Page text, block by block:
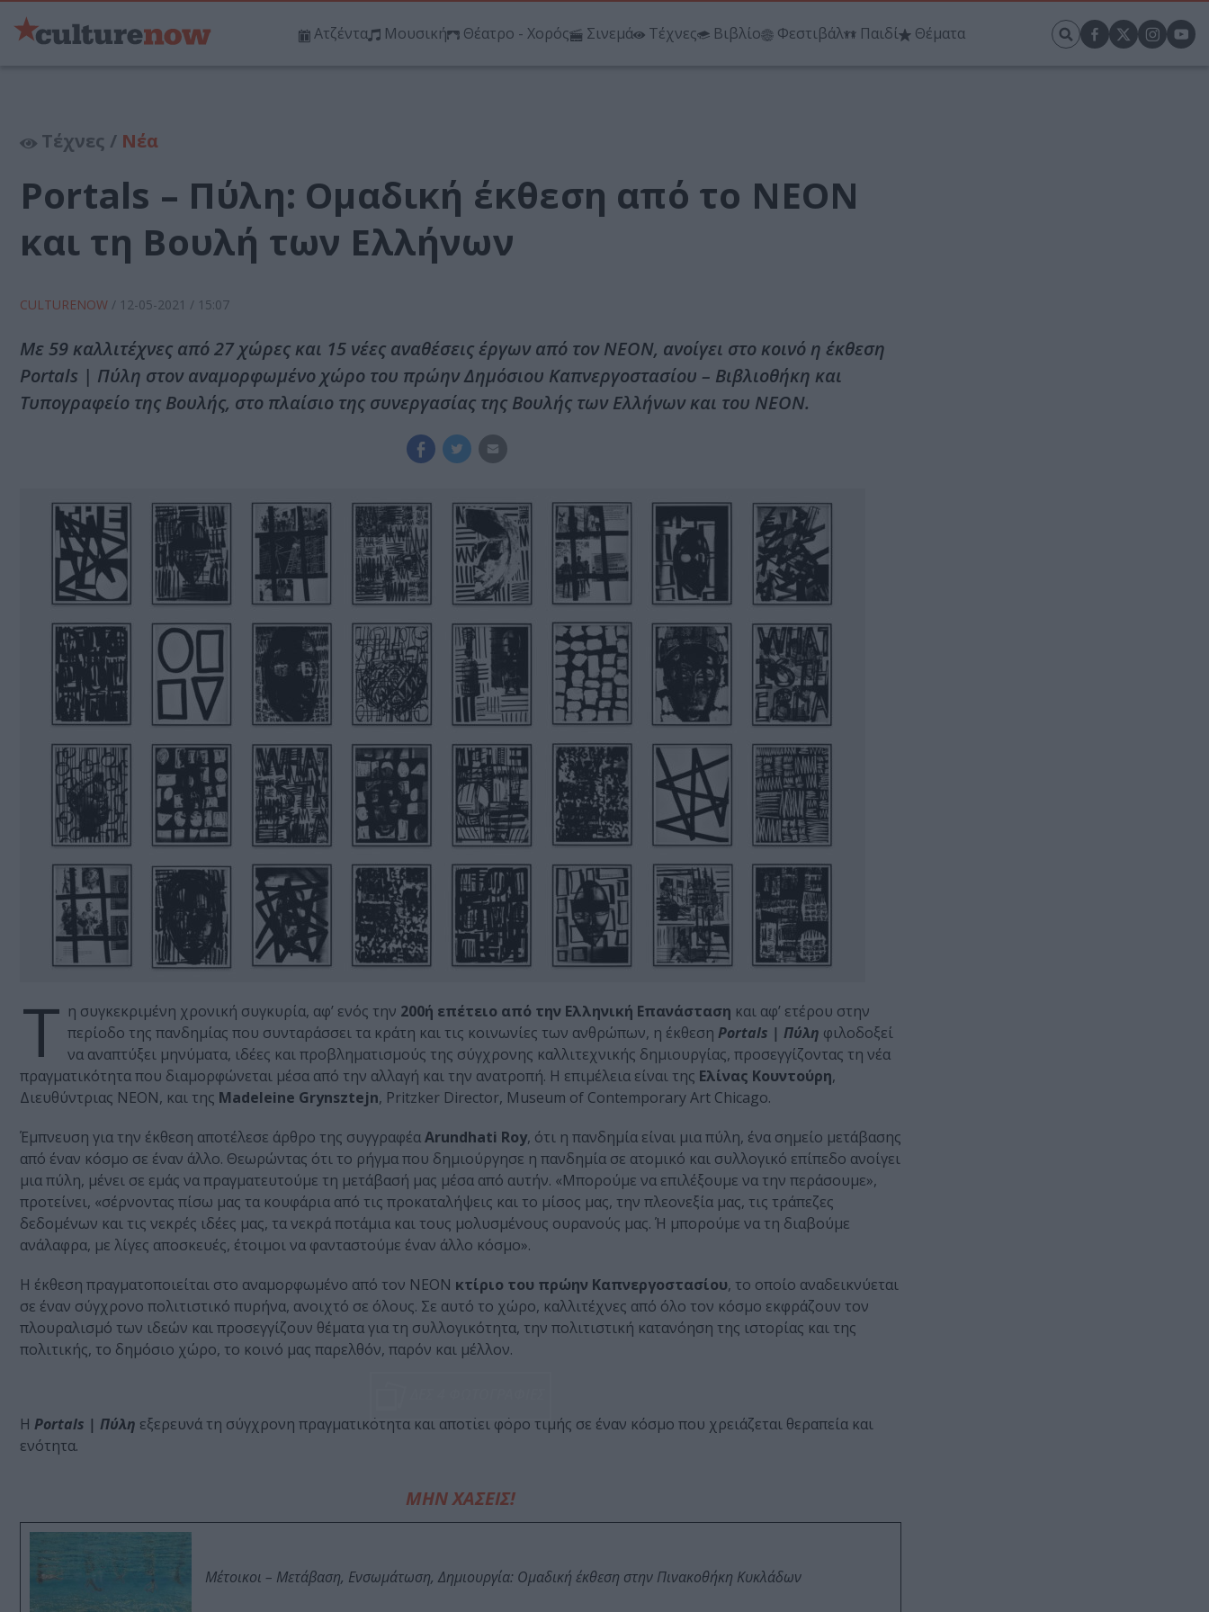
Ατζέντα Μουσική Θέατρο - Χορός Σινεμά Τέχνες Βιβλίο Φεστιβάλ Παιδί Θέματα
Τέχνες / Νέα
Portals – Πύλη: Ομαδική έκθεση από το ΝΕΟΝ
και τη Βουλή των Ελλήνων
CULTURENOW / 12-05-2021 / 15:07
Με 59 καλλιτέχνες από 27 χώρες και 15 νέες αναθέσεις έργων από τον ΝΕΟΝ, ανοίγει στο κοινό η έκθεση
Portals | Πύλη στον αναμορφωμένο χώρο του πρώην Δημόσιου Καπνεργοστασίου – Βιβλιοθήκη και
Τυπογραφείο της Βουλής, στο πλαίσιο της συνεργασίας της Βουλής των Ελλήνων και του ΝΕΟΝ.
Τ η συγκεκριμένη χρονική συγκυρία, αφ’ ενός την 200ή επέτειο από την Ελληνική Επανάσταση και αφ’ ετέρου στην
περίοδο της πανδημίας που συνταράσσει τα κράτη και τις κοινωνίες των ανθρώπων, η έκθεση Portals | Πύλη φιλοδοξεί
να αναπτύξει μηνύματα, ιδέες και προβληματισμούς της σύγχρονης καλλιτεχνικής δημιουργίας, προσεγγίζοντας τη νέα
πραγματικότητα που διαμορφώνεται μέσα από την αλλαγή και την ανατροπή. Η επιμέλεια είναι της Ελίνας Κουντούρη,
Διευθύντριας ΝΕΟΝ, και της Madeleine Grynsztejn, Pritzker Director, Museum of Contemporary Art Chicago.
Έμπνευση για την έκθεση αποτέλεσε άρθρο της συγγραφέαArundhati Roy, ότι η πανδημία είναι μια πύλη, ένα σημείο μετάβασης
από έναν κόσμο σε έναν άλλο. Θεωρώντας ότι το ρήγμα που δημιούργησε η πανδημία σε ατομικό και συλλογικό επίπεδο ανοίγει
μια πύλη, μένει σε εμάς να πραγματευτούμε τη μετάβασή μας μέσα από αυτήν. «Μπορούμε να επιλέξουμε να την περάσουμε»,
προτείνει, «σέρνοντας πίσω μας τα κουφάρια από τις προκαταλήψεις και το μίσος μας, την πλεονεξία μας, τις τράπεζες
δεδομένων και τις νεκρές ιδέες μας, τα νεκρά ποτάμια και τους μολυσμένους ουρανούς μας. Ή μπορούμε να τη διαβούμε
ανάλαφρα, με λίγες αποσκευές, έτοιμοι να φανταστούμε έναν άλλο κόσμο».
Η έκθεση πραγματοποιείται στο αναμορφωμένο από τον ΝΕΟΝ κτίριο του πρώην Καπνεργοστασίου, το οποίο αναδεικνύεται
σε έναν σύγχρονο πολιτιστικό πυρήνα, ανοιχτό σε όλους. Σε αυτό το χώρο, καλλιτέχνες από όλο τον κόσμο εκφράζουν τον
πλουραλισμό των ιδεών και προσεγγίζουν θέματα για τη συλλογικότητα, την πολιτιστική κατανόηση της ιστορίας και της
πολιτικής, το δημόσιο χώρο, το κοινό μας παρελθόν, παρόν και μέλλον.
Η Portals | Πύλη εξερευνά τη σύγχρονη πραγματικότητα και αποτίει φόρο τιμής σε έναν κόσμο που χρειάζεται θεραπεία και
ενότητα.
ΜΗΝ ΧΑΣΕΙΣ!
Μέτοικοι – Μετάβαση, Ενσωμάτωση, Δημιουργία: Ομαδική έκθεση στην Πινακοθήκη Κυκλάδων